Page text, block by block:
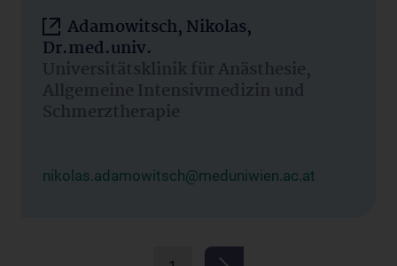
Adamowitsch, Nikolas,
Dr.med.univ.
Universitätsklinik für Anästhesie,
Allgemeine Intensivmedizin und
Schmerztherapie
nikolas.adamowitsch@meduniwien.ac.at